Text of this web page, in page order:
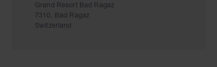
Grand Resort Bad Ragaz
7310, Bad Ragaz
Switzerland